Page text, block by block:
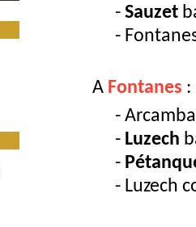
Sauzet
A Fontanes :
Luzech
Luzech